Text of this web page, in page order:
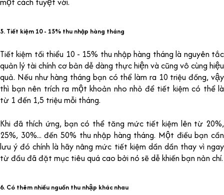
5. Tiết kiệm 10 - 15% thu nhập hàng tháng
Tiết kiệm tối thiểu 10 - 15% thu nhập hàng tháng là nguyên tắc
quản lý tài chính cơ bản dễ dàng thực hiện và cũng vô cùng hiệu
quả. Nếu như hàng tháng bạn có thể làm ra 10 triệu đồng, vậy
thì bạn nên trích ra một khoản nho nhỏ để tiết kiệm có thể là
từ 1 đến 1,5 triệu mỗi tháng.
Khi đã thích ứng, bạn có thể tăng mức tiết kiệm lên từ 20%,
25%, 30%... đến 50% thu nhập hàng tháng. Một điều bạn cần
lưu ý đó chính là hãy nâng mức tiết kiệm dần dần thay vì ngay
từ đầu đã đặt mục tiêu quá cao bởi nó sẽ dễ khiến bạn nản chí.
6. Có thêm nhiều nguồn thu nhập khác nhau